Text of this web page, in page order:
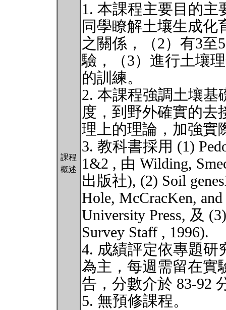
課程
概述
1. 本課程主要目的主
同學瞭解土壤生成化
之關係，（2）有3至
驗，（3）進行土壤
的訓練。
2. 本課程強調土壤基
度，到野外確實的去
理上的理論，加強實
3. 教科書採用 (1)
1&2 , 由 Wilding,
出版社), (2) Soil
Hole, McCracKen,
University Press, 及
Survey Staff , 1996).
4. 成績評定依專題研
為主，每週需留在實
告，分數介於 83-92
5. 無預修課程。